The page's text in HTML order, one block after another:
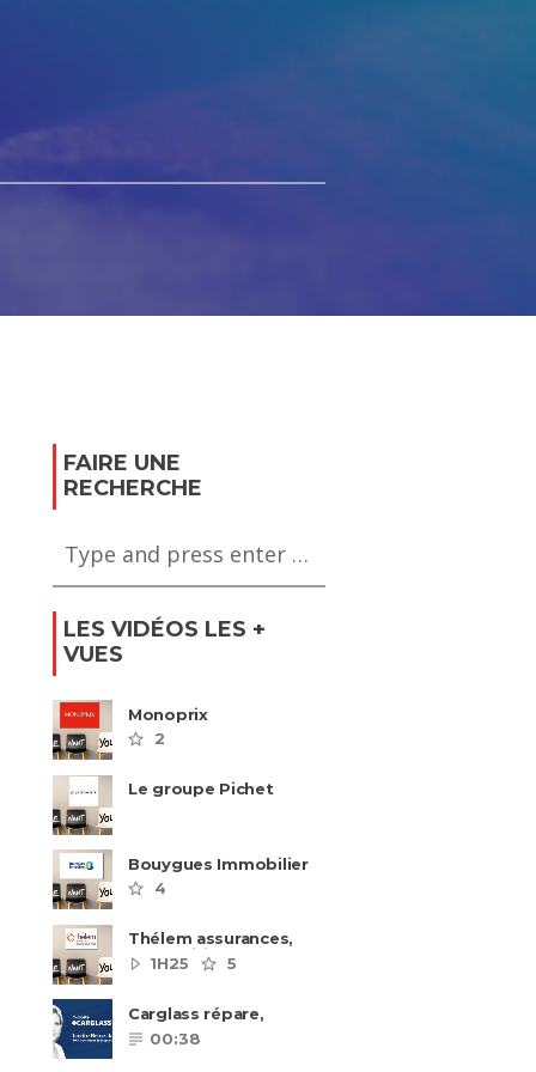
FAIRE UNE
RECHERCHE
LES VIDÉOS LES +
VUES
Monoprix
2
Le groupe Pichet
Bouygues Immobilier
recrute autour de 8
pôles métiers
4
Thélem assurances,
une politique RH
ambitieuse
1H25 5
Carglass répare,
Carglass remplace et
Carglass embauche
00:38